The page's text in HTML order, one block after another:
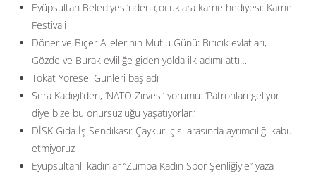
Eyüpsultan Belediyesi’nden çocuklara karne hediyesi: Karne
Festivali
Döner ve Biçer Ailelerinin Mutlu Günü: Biricik evlatları,
Gözde ve Burak evliliğe giden yolda ilk adımı attı…
Tokat Yöresel Günleri başladı
Sera Kadıgil’den, ‘NATO Zirvesi’ yorumu: ‘Patronları geliyor
diye bize bu onursuzluğu yaşatıyorlar!’
DİSK Gıda İş Sendikası: Çaykur içisi arasında ayrımcılığı kabul
etmiyoruz
Eyüpsultanlı kadınlar “Zumba Kadın Spor Şenliğiyle” yaza